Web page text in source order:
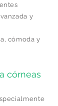
y
cómoda y
córneas